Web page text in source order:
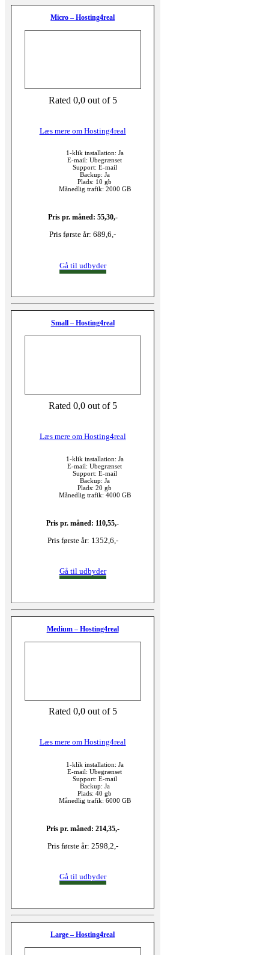
Micro – Hosting4real
Rated 0,0 out of 5
Læs mere om Hosting4real
1-klik installation: Ja
E-mail: Ubegrænset
Support: E-mail
Backup: Ja
Plads: 10 gb
Månedlig trafik: 2000 GB
Pris pr. måned: 55,30,-
Pris første år: 689,6,-
Gå til udbyder
Small – Hosting4real
Rated 0,0 out of 5
Læs mere om Hosting4real
1-klik installation: Ja
E-mail: Ubegrænset
Support: E-mail
Backup: Ja
Plads: 20 gb
Månedlig trafik: 4000 GB
Pris pr. måned: 110,55,-
Pris første år: 1352,6,-
Gå til udbyder
Medium – Hosting4real
Rated 0,0 out of 5
Læs mere om Hosting4real
1-klik installation: Ja
E-mail: Ubegrænset
Support: E-mail
Backup: Ja
Plads: 40 gb
Månedlig trafik: 6000 GB
Pris pr. måned: 214,35,-
Pris første år: 2598,2,-
Gå til udbyder
Large – Hosting4real